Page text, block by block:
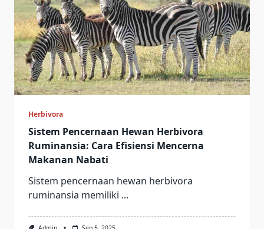
Herbivora
Sistem Pencernaan Hewan Herbivora
Ruminansia: Cara Efisiensi Mencerna
Makanan Nabati
Sistem pencernaan hewan herbivora
ruminansia memiliki ...